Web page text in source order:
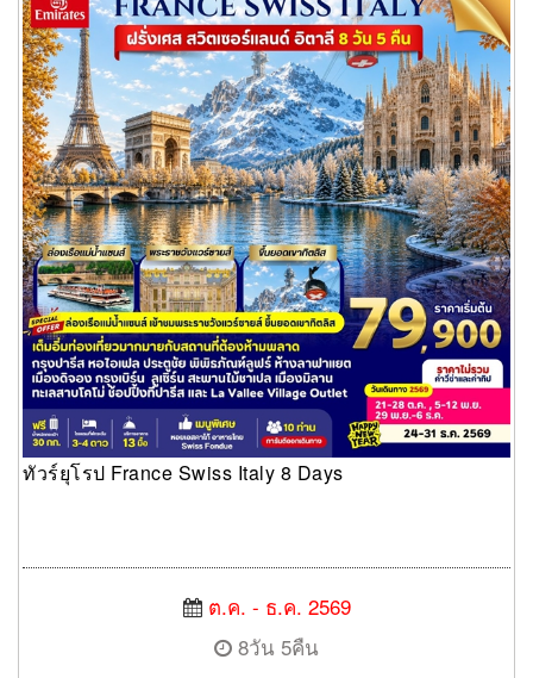
ทัวร์ยุโรป France Swiss Italy 8 Days
ต.ค. - ธ.ค. 2569
8วัน 5คืน